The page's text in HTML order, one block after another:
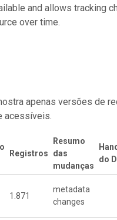
and allows tracking
over time.
apenas versões de
acessíveis.
Registros
Resumo
das
mudanças
do
1.871
metadata
changes